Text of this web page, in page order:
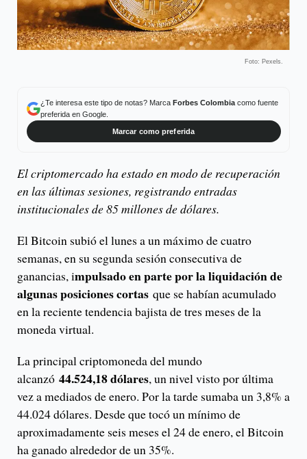
Foto: Pexels.
¿Te interesa este tipo de notas? Marca Forbes Colombiacomo fuente
preferida en Google.
Marcar como preferida
El criptomercado ha estado en modo de recuperación
en las últimas sesiones, registrando entradas
institucionales de 85 millones de dólares.
El Bitcoin subió el lunes a un máximo de cuatro
semanas, en su segunda sesión consecutiva de
ganancias, impulsado en parte por la liquidación de
algunas posiciones cortas que se habían acumulado
en la reciente tendencia bajista de tres meses de la
moneda virtual.
La principal criptomoneda del mundo
alcanzó 44.524,18 dólares, un nivel visto por última
vez a mediados de enero. Por la tarde sumaba un 3,8% a
44.024 dólares. Desde que tocó un mínimo de
aproximadamente seis meses el 24 de enero, el Bitcoin
ha ganado alrededor de un 35%.